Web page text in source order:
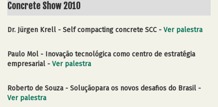
Concrete Show 2010
Dr. Jürgen Krell - Self compacting concrete SCC - Ver palestra
Paulo Mol - Inovação tecnológica como centro de estratégia
empresarial - Ver palestra
Roberto de Souza - Soluçãopara os novos desafios do Brasil -
Ver palestra